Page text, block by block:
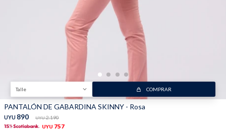
Talle COMPRAR
PANTALÓN DE GABARDINA SKINNY - Rosa
UYU 890 UYU 2.190
UYU 757